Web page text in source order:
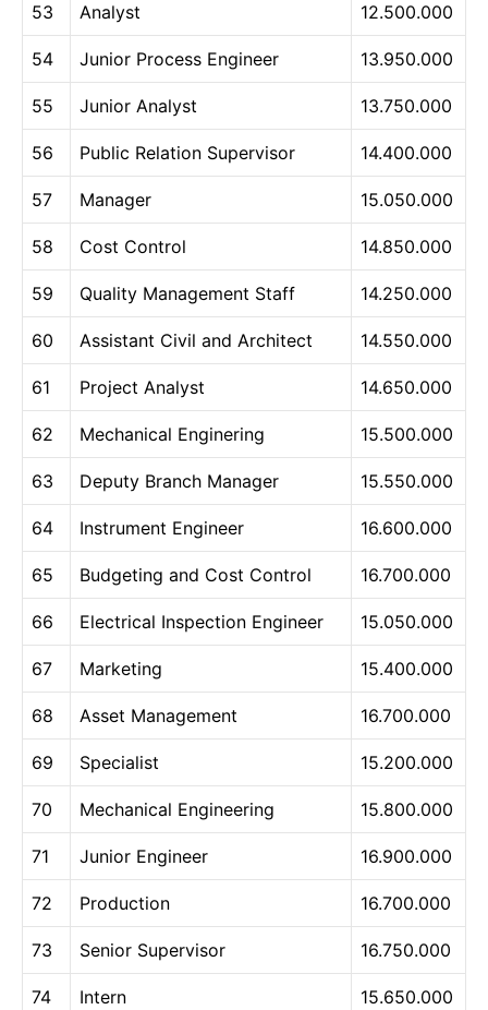
53 Analyst 12.500.000
54 Junior Process Engineer 13.950.000
55 Junior Analyst 13.750.000
56 Public Relation Supervisor 14.400.000
57 Manager 15.050.000
58 Cost Control 14.850.000
59 Quality Management Staff 14.250.000
60 Assistant Civil and Architect 14.550.000
61 Project Analyst 14.650.000
62 Mechanical Enginering 15.500.000
63 Deputy Branch Manager 15.550.000
64 Instrument Engineer 16.600.000
65 Budgeting and Cost Control 16.700.000
66 Electrical Inspection Engineer 15.050.000
67 Marketing 15.400.000
68 Asset Management 16.700.000
69 Specialist 15.200.000
70 Mechanical Engineering 15.800.000
71 Junior Engineer 16.900.000
72 Production 16.700.000
73 Senior Supervisor 16.750.000
74 Intern 15.650.000